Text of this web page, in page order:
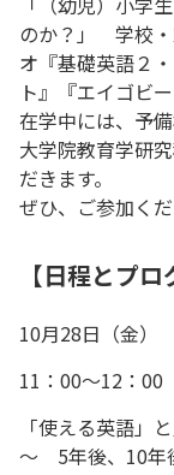
のか？」 学校・
オ『基礎英語２
ト』『エイゴビ
在学中には、予
大学院教育学研
だきます。
ぜひ、ご参加くだ
【日程とプロ
10月28日（金）
11：00～12：00
「使える英語
～ 5年後、10年